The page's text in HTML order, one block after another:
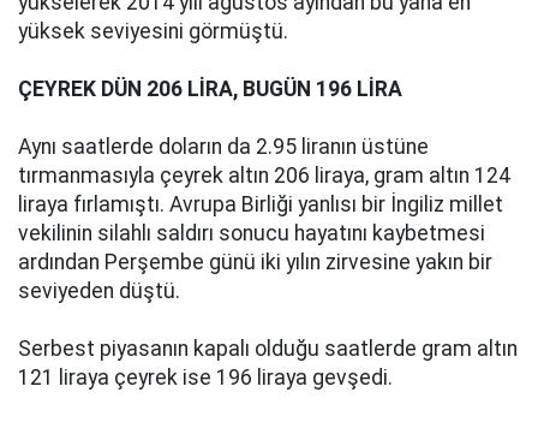
yüksek seviyesini görmüştü.
ÇEYREK DÜN 206 LİRA, BUGÜN 196 LİRA
Aynı saatlerde doların da 2.95 liranın üstüne
tırmanmasıyla çeyrek altın 206 liraya, gram altın 124
liraya fırlamıştı. Avrupa Birliği yanlısı bir İngiliz millet
vekilinin silahlı saldırı sonucu hayatını kaybetmesi
ardından Perşembe günü iki yılın zirvesine yakın bir
seviyeden düştü.
Serbest piyasanın kapalı olduğu saatlerde gram altın
121 liraya çeyrek ise 196 liraya gevşedi.